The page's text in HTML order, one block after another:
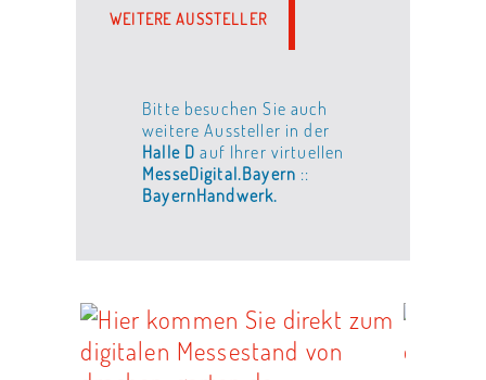
WEITERE AUSSTELLER
Bitte besuchen Sie auch
weitere Aussteller in der
Halle D auf Ihrer virtuellen
MesseDigital.Bayern ::
BayernHandwerk.